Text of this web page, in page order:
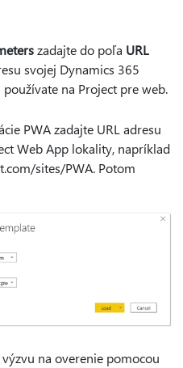
zadajte do poľa URL
svojej Dynamics 365
na Project pre web.
PWA zadajte URL adresu
Web App lokality, napríklad
sites/PWA. Potom
na overenie pomocou